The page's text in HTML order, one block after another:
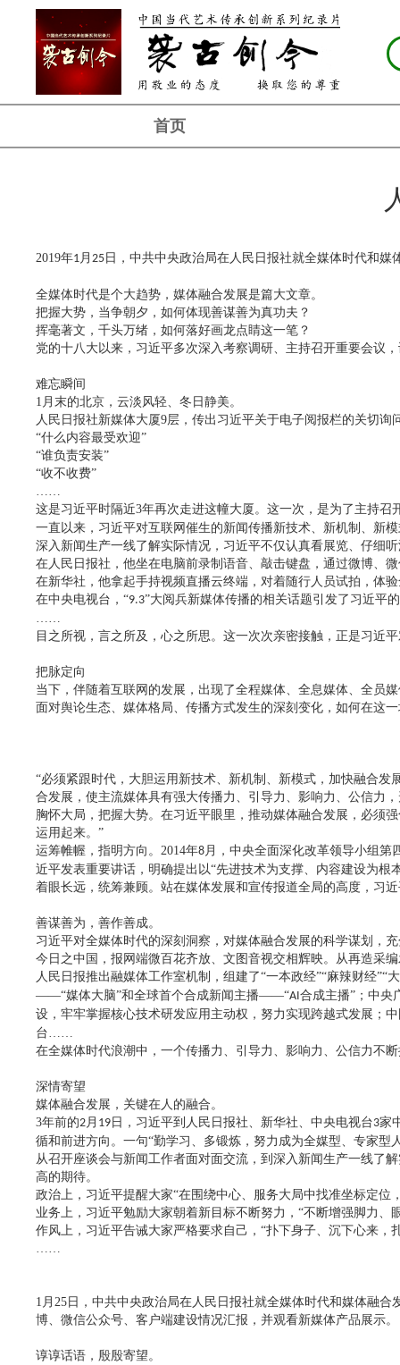
首页
2019年1 月 25 日，中共中央政治局在人民日报社就全媒体时代和
全媒体时代是个大趋势，媒体融合发展是篇大文章。
把握大势，当争朝夕，如何体现善谋善为真功夫？
挥毫著文，千头万绪，如何落好画龙点睛这一笔？
党的十八大以来，习近平多次深入考察调研、主持召开重要会议
难忘瞬间
1 月末的北京，云淡风轻、冬日静美。
人民日报社新媒体大厦9层，传出习近平关于电子阅报栏的关切询
“什么内容最受欢迎”
“谁负责安装”
“收不收费”
这是习近平时隔近3年再次走进这幢大厦。这一次，是为了主持召
一直以来，习近平对互联网催生的新闻传播新技术、新机制、新
深入新闻生产一线了解实际情况，习近平不仅认真看展览、仔细
在人民日报社，他坐在电脑前录制语音、敲击键盘，通过微博、
在新华社，他拿起手持视频直播云终端，对着随行人员试拍，体
在中央电视台， “9.3”大阅兵新媒体传播的相关话题引发了习近平
目之所视，言之所及，心之所思。这一次次亲密接触，正是习近
把脉定向
当下，伴随着互联网的发展，出现了全程媒体、全息媒体、全员
面对舆论生态、媒体格局、传播方式发生的深刻变化，如何在这
“必须紧跟时代，大胆运用新技术、新机制、新模式，加快融合
合发展，使主流媒体具有强大传播力、引导力、影响力、公信力
胸怀大局，把握大势。在习近平眼里，推动媒体融合发展，必须
运用起来。”
运筹帷幄，指明方向。 2014年8 月，中央全面深化改革领导小组
近平发表重要讲话，明确提出以“先进技术为支撑、内容建设为
着眼长远，统筹兼顾。站在媒体发展和宣传报道全局的高度，习
善谋善为，善作善成。
习近平对全媒体时代的深刻洞察，对媒体融合发展的科学谋划，
今日之中国，报网端微百花齐放、文图音视交相辉映。从再造采
人民日报推出融媒体工作室机制，组建了“一本政经”“麻辣财经”“
——“媒体大脑”和全球首个合成新闻主播——“AI 合成主播”；中央
设，牢牢掌握核心技术研发应用主动权，努力实现跨越式发展；
台……
在全媒体时代浪潮中，一个传播力、引导力、影响力、公信力不
深情寄望
媒体融合发展，关键在人的融合。
3年前的2 月 19 日，习近平到人民日报社、新华社、中央电视台3家
循和前进方向。一句“勤学习、多锻炼，努力成为全媒型、专家
从召开座谈会与新闻工作者面对面交流，到深入新闻生产一线了
高的期待。
政治上，习近平提醒大家“在围绕中心、服务大局中找准坐标定位
业务上，习近平勉励大家朝着新目标不断努力， “不断增强脚力、
作风上，习近平告诫大家严格要求自己， “扑下身子、沉下心来，
1月25日，中共中央政治局在人民日报社就全媒体时代和媒体融
博、微信公众号、客户端建设情况汇报，并观看新媒体产品展示。
谆谆话语，殷殷寄望。